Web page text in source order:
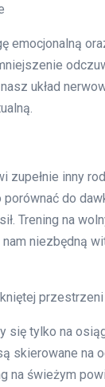
emocjonalną
układ
inny
do
Trening na
niezbędną
przestrzeni
tylko na
skierowane na
na świeżym